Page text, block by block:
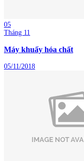
05
Tháng 11
Máy khuấy hóa chất
05/11/2018